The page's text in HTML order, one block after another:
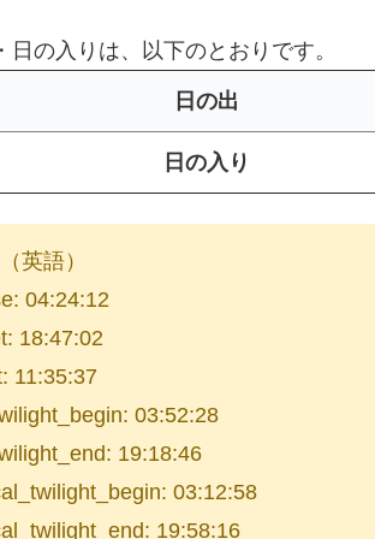
日の入りは、以下のとおりです。
日の出
日の入り
英語）
04:24:12
18:47:02
11:35:37
03:52:28
19:18:46
03:12:58
19:58:16